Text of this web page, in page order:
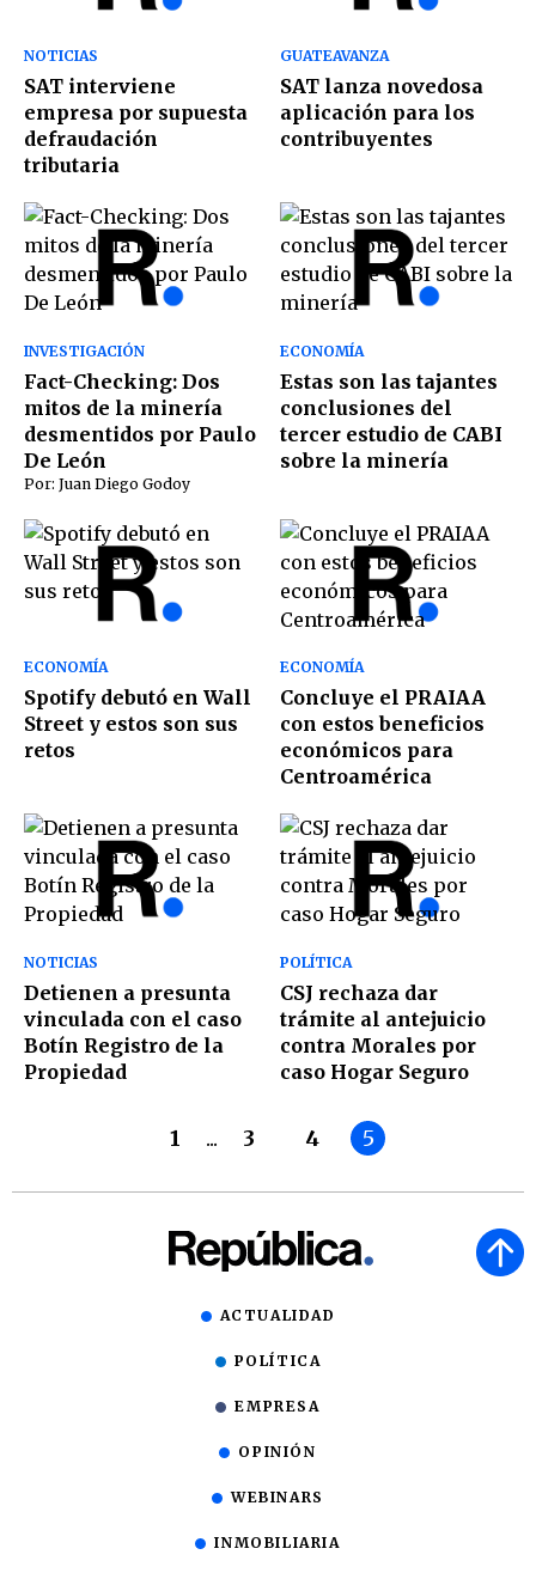
NOTICIAS
SAT interviene
empresa por supuesta
defraudación
tributaria
GUATEAVANZA
SAT lanza novedosa
aplicación para los
contribuyentes
INVESTIGACIÓN
Fact-Checking: Dos
mitos de la minería
desmentidos por Paulo
De León
Por: Juan Diego Godoy
ECONOMÍA
Estas son las tajantes
conclusiones del
tercer estudio de CABI
sobre la minería
ECONOMÍA
Spotify debutó en Wall
Street y estos son sus
retos
ECONOMÍA
Concluye el PRAIAA
con estos beneficios
económicos para
Centroamérica
NOTICIAS
Detienen a presunta
vinculada con el caso
Botín Registro de la
Propiedad
POLÍTICA
CSJ rechaza dar
trámite al antejuicio
contra Morales por
caso Hogar Seguro
1 ... 3 4 5
ACTUALIDAD
POLÍTICA
EMPRESA
OPINIÓN
WEBINARS
INMOBILIARIA